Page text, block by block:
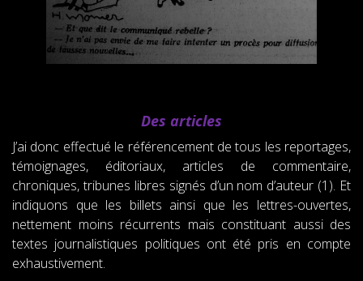
Des articles
J’ai donc effectué le référencement de tous les reportages,
témoignages, éditoriaux, articles de commentaire,
chroniques, tribunes libres signés d’un nom d’auteur (1). Et
indiquons que les billets ainsi que les lettres-ouvertes,
nettement moins récurrents mais constituant aussi des
textes journalistiques politiques ont été pris en compte
exhaustivement.